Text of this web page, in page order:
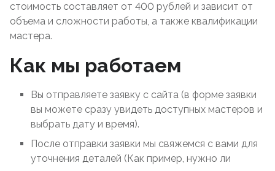
стоимость составляет от 400 рублей и зависит от
объема и сложности работы, а также квалификации
мастера.
Как мы работаем
Вы отправляете заявку с сайта (в форме заявки
вы можете сразу увидеть доступных мастеров и
выбрать дату и время).
После отправки заявки мы свяжемся с вами для
уточнения деталей (Как пример, нужно ли